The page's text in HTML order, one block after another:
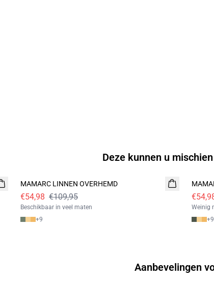
Deze kunnen u
MAMARC LINNEN OVERHEMD
€54,98 €109,95
Beschikbaar in veel maten
+9
- 50%
Weinig
+9
Aanbevelingen